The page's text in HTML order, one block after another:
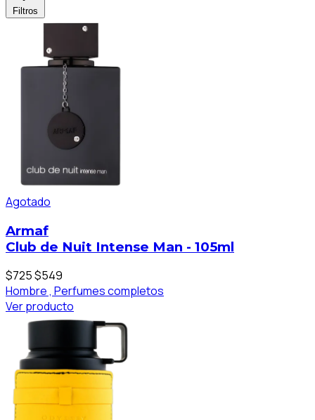
Filtros
Agotado
Armaf
Club de Nuit Intense Man - 105ml
$725$549
Hombre , Perfumes completos
Ver producto